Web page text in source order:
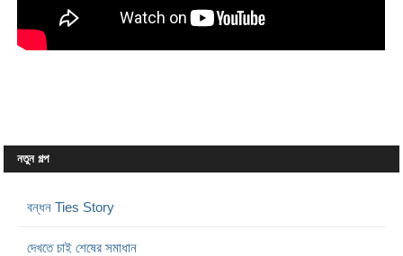
নতুন গল্প
বন্ধন Ties Story
দেখতে চাই শেষের সমাধান